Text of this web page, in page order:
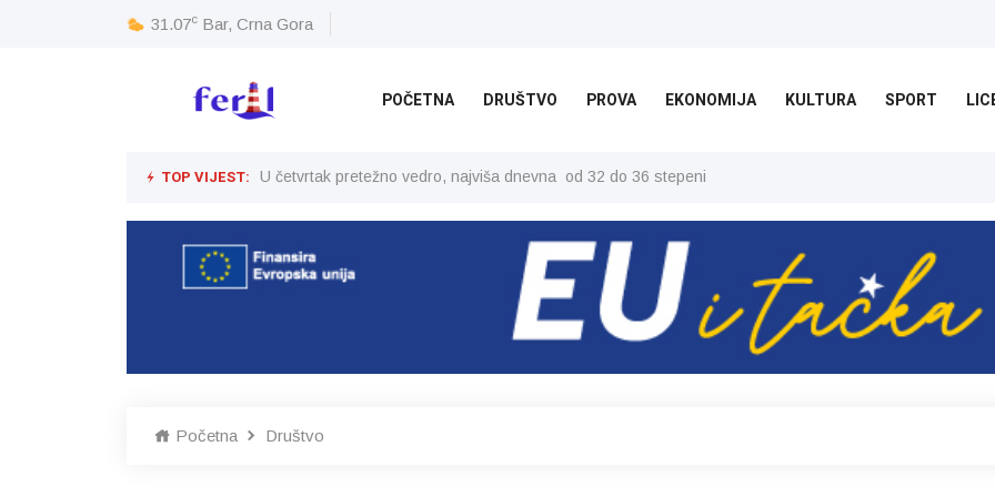
31.07c Bar, Crna Gora
POČETNA DRUŠTVO PROVA EKONOMIJA KULTURA SPORT
TOP VIJEST: U četvrtak pretežno vedro, najviša dnevna od 32 do 36 stepeni
Početna Društvo